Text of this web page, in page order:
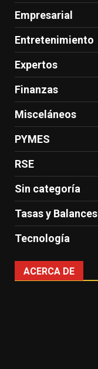
Empresarial
Entretenimiento
Expertos
Finanzas
Misceláneos
PYMES
RSE
Sin categoría
Tasas y Balances
Tecnología
ACERCA DE